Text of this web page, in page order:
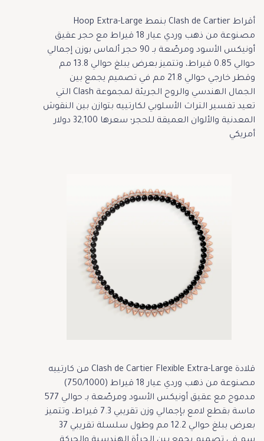
أقراط Clash de Cartier بنمط Hoop Extra-Large
مصنوعة من ذهب وردي عيار 18 قيراط مع حجر عقيق
أونيكس الأسود ومرصّعة بـ 90 حجر ألماس بوزن إجمالي
حوالي 0.85 قيراط، وتتميز بعرض يبلغ حوالي 13.8 مم
وقطر خارجي حوالي 21.8 مم في تصميم يجمع بين
الجمال الهندسي والروح الجريئة لمجموعة Clash التي
تعيد تفسير التراث الأسلوبي لكارتييه بتوازن بين النقوش
المعدنية والألوان العميقة للحجر؛ سعرها 32,100 دولار
أمريكي
قلادة Clash de Cartier Flexible Extra-Large من كارتييه
مصنوعة من ذهب وردي عيار 18 قيراط (750/1000)
مدموج مع عقيق أونيكس الأسود ومرصّعة بـ حوالي 577
ماسة بقطع لامع بإجمالي وزن تقريبي 7.3 قيراط، وتتميز
بعرض يبلغ حوالي 12.2 مم وطول سلسلة تقريبي 37